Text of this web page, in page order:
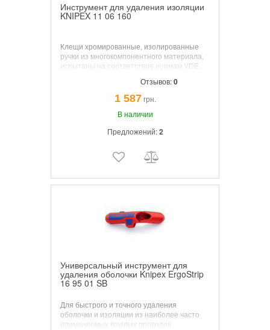
Инструмент для удаления изоляции
KNIPEX 11 06 160
Клещи хромированные, изолированные
ручки из многокомпонентного материала,
испытаны на соответствие нормам VDE,
Отзывов:0
1 587грн.
В наличии
Предложений:2
Универсальный инструмент для
удаления оболочки Knipex ErgoStrip
16 95 01 SB
Для быстрого и точного удаления
оболочки и изоляции из наиболее часто
применяемых круглых проводов.